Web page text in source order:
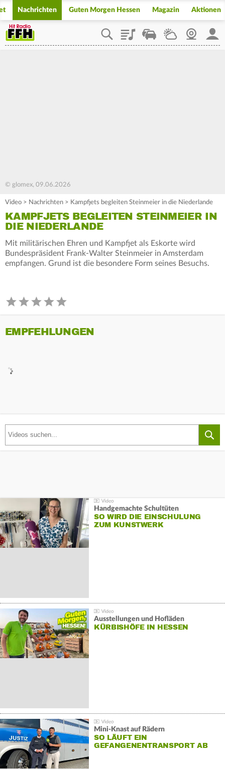
Nachrichten Guten Morgen Hessen Magazin Aktionen
PlaylistStaupilotWetterWebcam
© glomex, 09.06.2026
Video > Nachrichten > Kampfjets begleiten Steinmeier in die Niederlande
KAMPFJETS BEGLEITEN STEINMEIER IN
DIE NIEDERLANDE
Mit militärischen Ehren und Kampfjet als Eskorte wird
Bundespräsident Frank-Walter Steinmeier in Amsterdam
empfangen. Grund ist die besondere Form seines Besuchs.
EMPFEHLUNGEN
Handgemachte Schultüten
SO WIRD DIE EINSCHULUNG
ZUM KUNSTWERK
Ausstellungen und Hofläden
KÜRBISHÖFE IN HESSEN
Mini-Knast auf Rädern
SO LÄUFT EIN
GEFANGENENTRANSPORT AB